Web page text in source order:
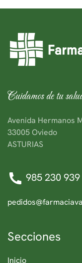
Cuidamos de tu
Avenida Hermanos
33005 Oviedo
ASTURIAS
985 230 939
Secciones
Inicio